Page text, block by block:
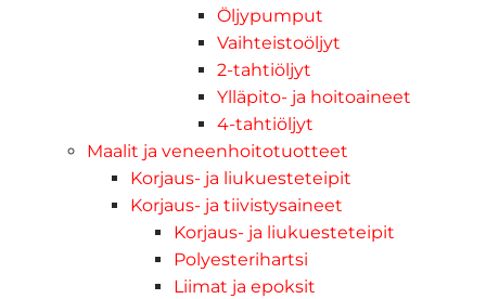
Öljypumput
Vaihteistoöljyt
2-tahtiöljyt
Ylläpito- ja hoitoaineet
4-tahtiöljyt
Maalit ja veneenhoitotuotteet
Korjaus- ja liukuesteteipit
Korjaus- ja tiivistysaineet
Korjaus- ja liukuesteteipit
Polyesterihartsi
Liimat ja epoksit